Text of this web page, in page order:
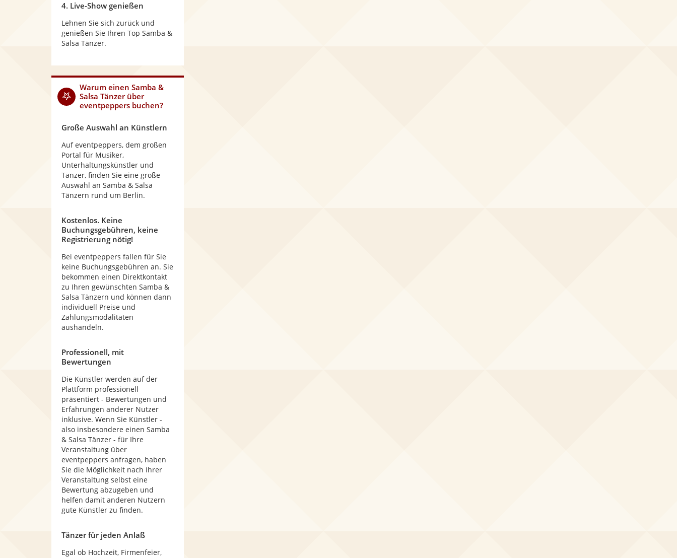
4. Live-Show genießen
Lehnen Sie sich zurück und
genießen Sie Ihren Top Samba &
Salsa Tänzer.
Warum einen Samba &
Salsa Tänzerüber
eventpeppers buchen?
Große Auswahl an Künstlern
Auf eventpeppers, dem großen
Portal für Musiker,
Unterhaltungskünstler und
Tänzer, finden Sie eine große
Auswahl an Samba & Salsa
Tänzern rund um Berlin.
Kostenlos. Keine
Buchungsgebühren, keine
Registrierung nötig!
Bei eventpeppers fallen für Sie
keine Buchungsgebühren an. Sie
bekommen einen Direktkontakt
zu Ihren gewünschten Samba &
Salsa Tänzern und können dann
individuell Preise und
Zahlungsmodalitäten
aushandeln.
Professionell, mit
Bewertungen
Die Künstler werden auf der
Plattform professionell
präsentiert - Bewertungen und
Erfahrungen anderer Nutzer
inklusive. Wenn Sie Künstler -
also insbesondere einen Samba
& Salsa Tänzer - für Ihre
Veranstaltung über
eventpeppers anfragen, haben
Sie die Möglichkeit nach Ihrer
Veranstaltung selbst eine
Bewertung abzugeben und
helfen damit anderen Nutzern
gute Künstler zu finden.
Tänzer für jeden Anlaß
Egal ob Hochzeit, Firmenfeier,